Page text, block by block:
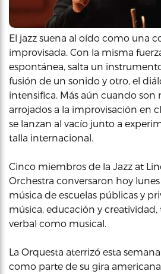
El jazz suena al oído como una
improvisada. Con la misma
espontánea, salta un
fusión de un sonido y otro, el
intensifica. Más aún cuando son
arrojados a la improvisación en
se lanzan al vacío junto a
talla internacional.
Cinco miembros de la Jazz at
Orchestra conversaron hoy
música de escuelas públicas y
música, educación y
verbal como musical.
La Orquesta aterrizó esta
como parte de su gira